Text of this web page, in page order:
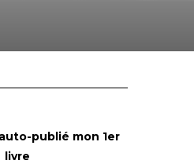
publié mon 1er
livre